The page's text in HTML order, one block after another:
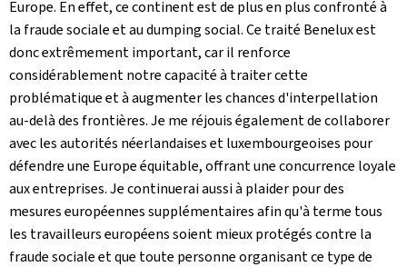
Europe. En effet, ce continent est de plus en plus confronté à
la fraude sociale et audumpingsocial. Ce traité Benelux est
donc extrêmement important, car il renforce
considérablement notre capacité à traiter cette
problématique et à augmenter les chances d'interpellation
au-delà des frontières. Je me réjouis également de collaborer
avec les autorités néerlandaises et luxembourgeoises pour
défendre une Europe équitable, offrant une concurrence loyale
aux entreprises. Je continuerai aussi à plaider pour des
mesures européennes supplémentaires afin qu'à terme tous
les travailleurs européens soient mieux protégés contre la
fraude sociale et que toute personne organisant ce type de